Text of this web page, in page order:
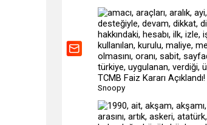
TCMB Faiz Kararı Açıklandı!
Snoopy